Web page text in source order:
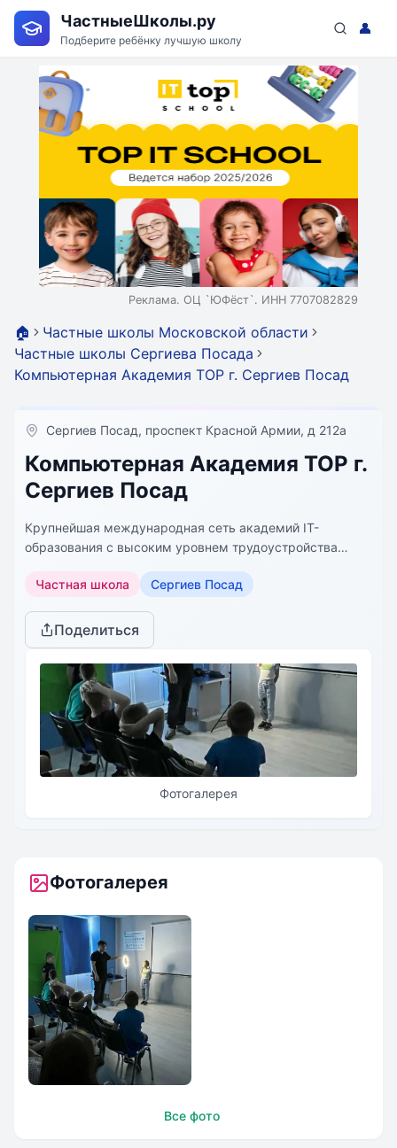
ЧастныеШколы.ру
Подберите ребёнку лучшую школу
👤
Реклама. ОЦ `ЮФёст`. ИНН 7707082829
🏠
Частные школы Московской области
Частные школы Сергиева Посада
Компьютерная Академия TOP г. Сергиев Посад
Сергиев Посад, проспект Красной Армии, д 212а
Компьютерная Академия TOP г.
Сергиев Посад
Крупнейшая международная сеть академий IT-
образования с высоким уровнем трудоустройства
Частная школа
Сергиев Посад
Поделиться
Фотогалерея
Фотогалерея
Все фото